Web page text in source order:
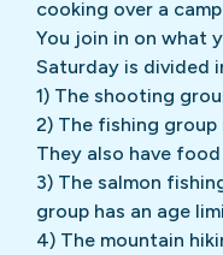
cooking over a
You join in on what
Saturday is divided
1) The shooting
2) The fishing
They also have
3) The salmon
group has an age
4) The mountain